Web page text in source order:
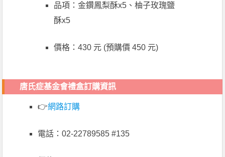
品項：金鑽鳳梨酥x5、柚子玫瑰鹽
酥x5
價格：430 元 (預購價 450 元)
唐氏症基金會禮盒訂購資訊
👉網路訂購
電話：02-22789585 #135